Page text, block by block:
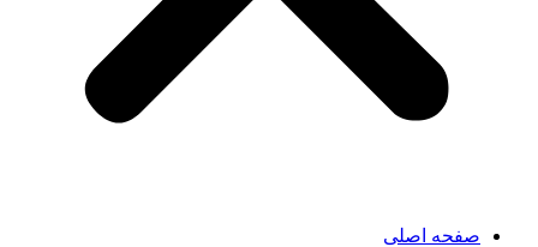
صفحه اصلی